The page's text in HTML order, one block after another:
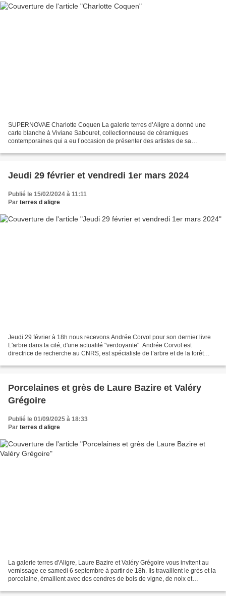
SUPERNOVAE Charlotte Coquen La galerie terres d’Aligre a donné une
carte blanche à Viviane Sabouret, collectionneuse de céramiques
contemporaines qui a eu l’occasion de présenter des artistes de sa
Jeudi 29 février et vendredi 1er mars 2024
Publié le 15/02/2024 à 11:11
Par terres d aligre
Jeudi 29 février à 18h nous recevons Andrée Corvol pour son dernier livre
L'arbre dans la cité, d'une actualité "verdoyante". Andrée Corvol est
directrice de recherche au CNRS, est spécialiste de l’arbre et de la forêt
Porcelaines et grès de Laure Bazire et Valéry
Grégoire
Publié le 01/09/2025 à 18:33
Par terres d aligre
La galerie terres d'Aligre, Laure Bazire et Valéry Grégoire vous invitent au
vernissage ce samedi 6 septembre à partir de 18h. Ils travaillent le grès et la
porcelaine, émaillent avec des cendres de bois de vigne, de noix et